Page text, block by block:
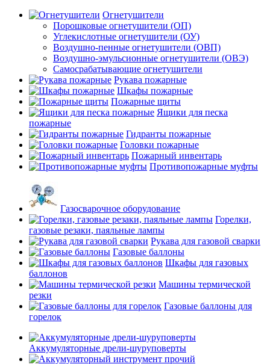
Огнетушители
Порошковые огнетушители (ОП)
Углекислотные огнетушители (ОУ)
Воздушно-пенные огнетушители (ОВП)
Воздушно-эмульсионные огнетушители (ОВЭ)
Самосрабатывающие огнетушители
Рукава пожарные
Шкафы пожарные
Пожарные щиты
Ящики для песка
пожарные
Гидранты пожарные
Головки пожарные
Пожарный инвентарь
Противопожарные муфты
Газосварочное оборудование
Горелки,
газовые резаки, паяльные лампы
Рукава для газовой сварки
Газовые баллоны
Шкафы для газовых
баллонов
Машины термической
резки
Газовые баллоны для
горелок
Аккумуляторные дрели-шуруповерты